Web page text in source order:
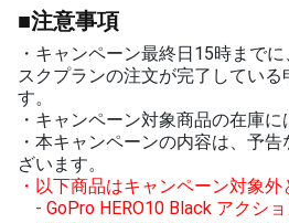
■注意事項
・キャンペーン最終日15時まで
スクプランの注文が完了している
す。
・キャンペーン対象商品の在庫に
・本キャンペーンの内容は、予
ざいます。
・以下商品はキャンペーン対象外
- GoPro HERO10 Black アクシ